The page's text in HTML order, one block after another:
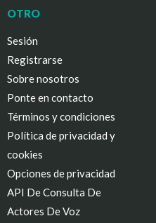
OTRO
Sesión
Registrarse
Sobre nosotros
Ponte en contacto
Términos y condiciones
Política de privacidad y
cookies
Opciones de privacidad
API De Consulta De
Actores De Voz